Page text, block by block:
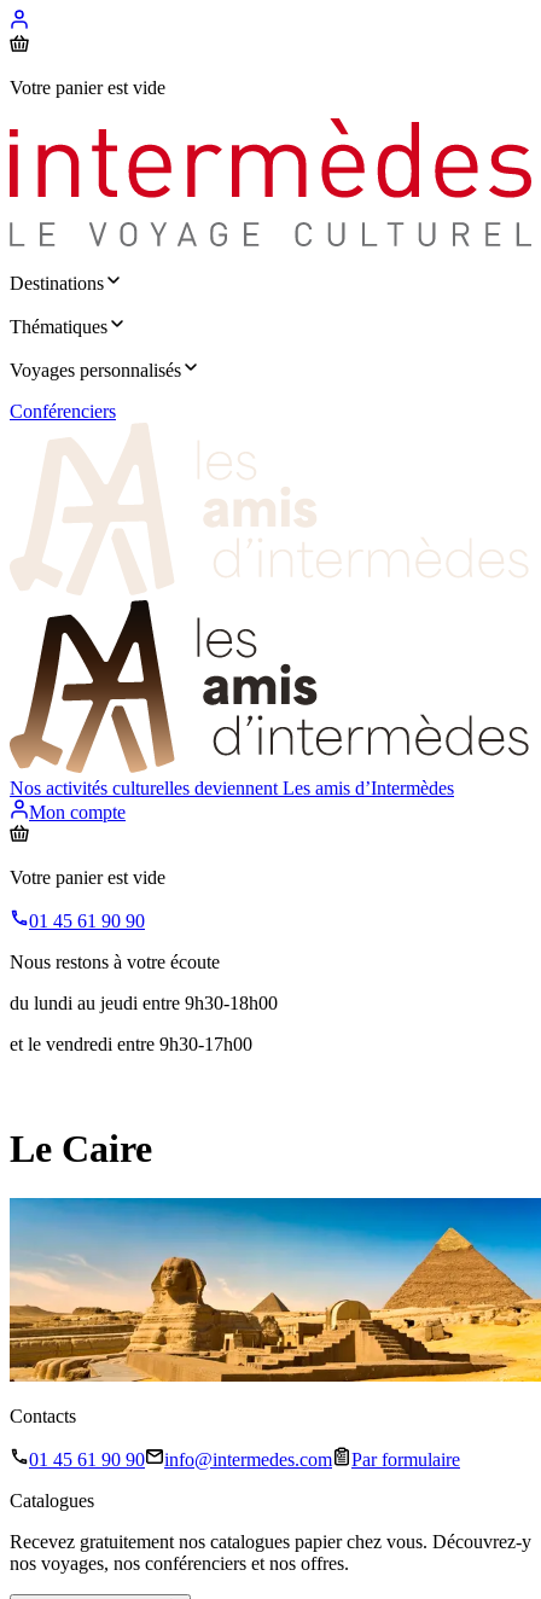
Votre panier est vide
Destinations
Thématiques
Voyages personnalisés
Conférenciers
Nos activités culturelles deviennent Les amis d’Intermèdes
Mon compte
Votre panier est vide
01 45 61 90 90
Nous restons à votre écoute
du lundi au jeudi entre 9h30-18h00
et le vendredi entre 9h30-17h00
Le Caire
Contacts
01 45 61 90 90 info@intermedes.com
Par formulaire
Catalogues
Recevez gratuitement nos catalogues papier chez vous. Découvrez-y
nos voyages, nos conférenciers et nos offres.